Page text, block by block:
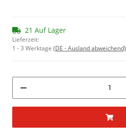
21 Auf Lager
Lieferzeit:
1 - 3 Werktage (DE - Ausland abweichend)